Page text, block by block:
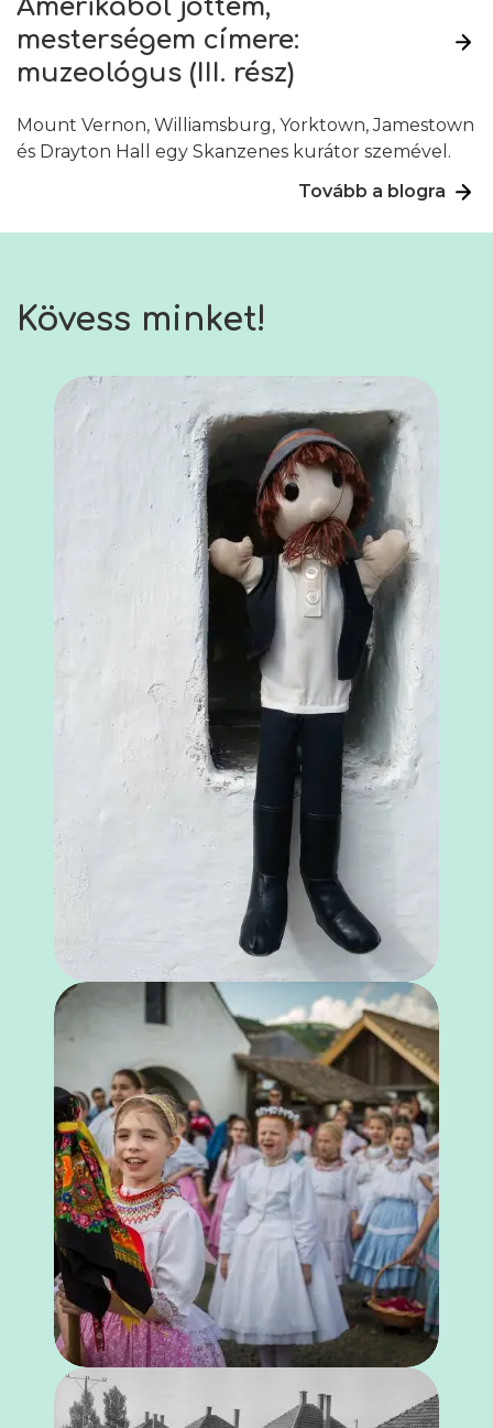
Amerikából jöttem,
mesterségem címere:
muzeológus (III. rész)
Mount Vernon, Williamsburg, Yorktown, Jamestown
és Drayton Hall egy Skanzenes kurátor szemével.
Tovább a blogra
Kövess minket!